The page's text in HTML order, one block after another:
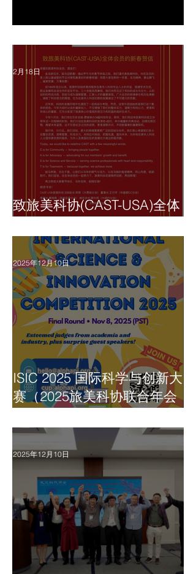
致旅美科协(CAST-USA)全体
2月18日
ISIC 2025 国际科学与创新大
赛（2025旅美科协联合年会
2025年12月10日
2025年12月10日